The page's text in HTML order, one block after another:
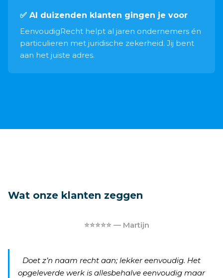
✅ Al duizenden klanten gingen je voor
EenvoudigRecht helpt al jaren ondernemers én
particulieren met juridische zekerheid. Jij bent
aan het juiste adres.
Wat onze klanten zeggen
⭐⭐⭐⭐⭐ — Martijn
Doet z’n naam recht aan; lekker eenvoudig. Het
opgeleverde werk is allesbehalve eenvoudig maar